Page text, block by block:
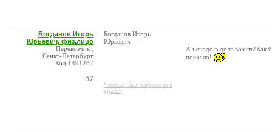
Богданов Игорь
Юрьевич, физ.лицо
Перевозчик ,
Санкт-Петербург
Код:1491287
#7
Богданов Игорь
Юрьевич
* контакт был изменен или
удален
А ненадо в долг возить!Как
поехало!